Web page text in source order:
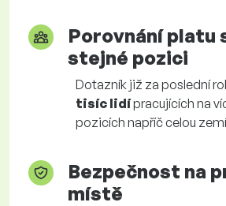
Porovnání platu
stejné pozici
Dotazník již za poslední
tisíc lidípracujících na
pozicích napříč celou
Bezpečnost na
místě